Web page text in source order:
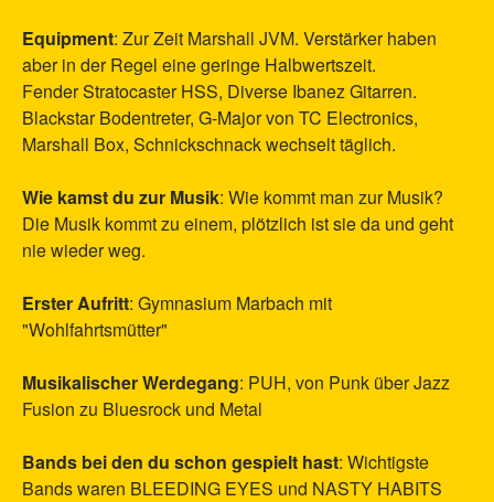
Equipment: Zur Zeit Marshall JVM. Verstärker haben
aber in der Regel eine geringe Halbwertszeit.
Fender Stratocaster HSS, Diverse Ibanez Gitarren.
Blackstar Bodentreter, G-Major von TC Electronics,
Marshall Box, Schnickschnack wechselt täglich.
Wie kamst du zur Musik: Wie kommt man zur Musik?
Die Musik kommt zu einem, plötzlich ist sie da und geht
nie wieder weg.
Erster Aufritt: Gymnasium Marbach mit
"Wohlfahrtsmütter"
Musikalischer Werdegang: PUH, von Punk über Jazz
Fusion zu Bluesrock und Metal
Bands bei den du schon gespielt hast: Wichtigste
Bands waren BLEEDING EYES und NASTY HABITS